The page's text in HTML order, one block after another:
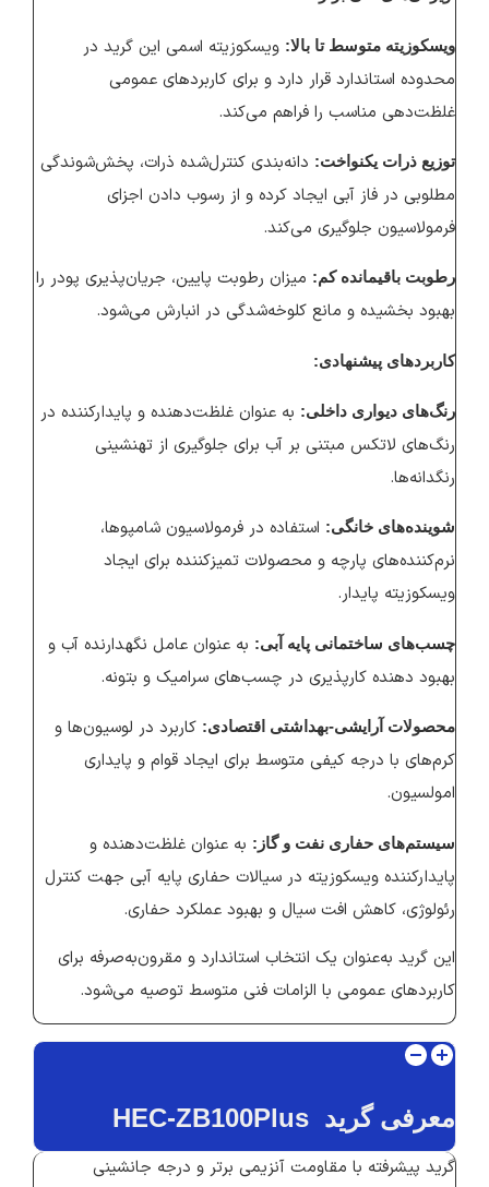
ویسکوزیته متوسط تا بالا: ویسکوزیته اسمی این گرید در
محدوده استاندارد قرار دارد و برای کاربردهای عمومی
غلظت‌دهی مناسب را فراهم می‌کند.
توزیع ذرات یکنواخت: دانه‌بندی کنترل‌شده ذرات، پخش‌شوندگی
مطلوبی در فاز آبی ایجاد کرده و از رسوب دادن اجزای
فرمولاسیون جلوگیری می‌کند.
رطوبت باقیمانده کم: میزان رطوبت پایین، جریان‌پذیری پودر را
بهبود بخشیده و مانع کلوخه‌شدگی در انبارش می‌شود.
کاربردهای پیشنهادی:
رنگ‌های دیواری داخلی: به عنوان غلظت‌دهنده و پایدارکننده در
رنگ‌های لاتکس مبتنی بر آب برای جلوگیری از تهنشینی
رنگدانه‌ها.
شوینده‌های خانگی: استفاده در فرمولاسیون شامپوها،
نرم‌کننده‌های پارچه و محصولات تمیزکننده برای ایجاد
ویسکوزیته پایدار.
چسب‌های ساختمانی پایه آبی: به عنوان عامل نگهدارنده آب و
بهبود دهنده کارپذیری در چسب‌های سرامیک و بتونه‌.
محصولات آرایشی-بهداشتی اقتصادی: کاربرد در لوسیون‌ها و
کرم‌های با درجه کیفی متوسط برای ایجاد قوام و پایداری
امولسیون.
سیستم‌های حفاری نفت و گاز: به عنوان غلظت‌دهنده و
پایدارکننده ویسکوزیته در سیالات حفاری پایه آبی جهت کنترل
رئولوژی، کاهش افت سیال و بهبود عملکرد حفاری.
این گرید به‌عنوان یک انتخاب استاندارد و مقرون‌به‌صرفه برای
کاربردهای عمومی با الزامات فنی متوسط توصیه می‌شود.
معرفی گرید HEC-ZB100Plus
گرید پیشرفته با مقاومت آنزیمی برتر و درجه جانشینی